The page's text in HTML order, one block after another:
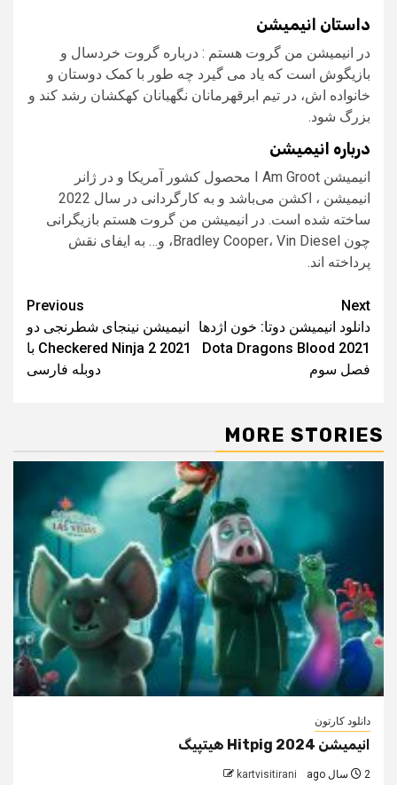
داستان انیمیشن
در انیمیشن من گروت هستم : درباره گروت خردسال و
بازیگوش است که یاد می گیرد چه طور با کمک دوستان و
خانواده اش، در تیم ابرقهرمانان نگهبانان کهکشان رشد کند و
بزرگ شود.
درباره انیمیشن
انیمیشن I Am Groot محصول کشور آمریکا و در ژانر
انیمیشن ، اکشن می‌باشد و به کارگردانی در سال 2022
ساخته شده است. در انیمیشن من گروت هستم بازیگرانی
چون Bradley Cooper، Vin Diesel، و… به ایفای نقش
پرداخته اند.
Post
navigation
Previous
انیمیشن نینجای شطرنجی دو
Checkered Ninja 2 2021 با
دوبله فارسی
Next
دانلود انیمیشن دوتا: خون اژدها
Dota Dragons Blood 2021
فصل سوم
MORE STORIES
دانلود کارتون
انیمیشن Hitpig 2024 هیتپیگ
2 سال ago kartvisitirani